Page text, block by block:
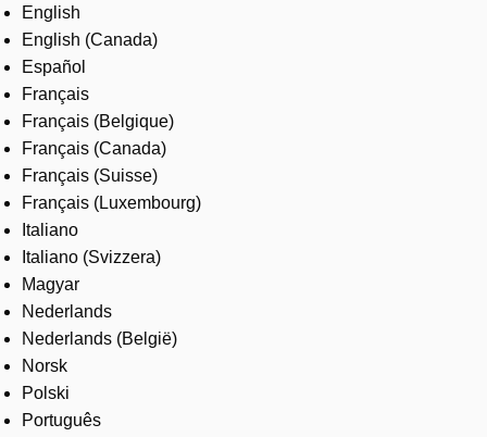
Careers
English
English (Canada)
Español
Français
Français (Belgique)
Français (Canada)
Français (Suisse)
Français (Luxembourg)
Italiano
Italiano (Svizzera)
Magyar
Nederlands
Nederlands (België)
Norsk
Polski
Português